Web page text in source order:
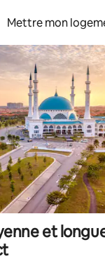
Mettre mon
et